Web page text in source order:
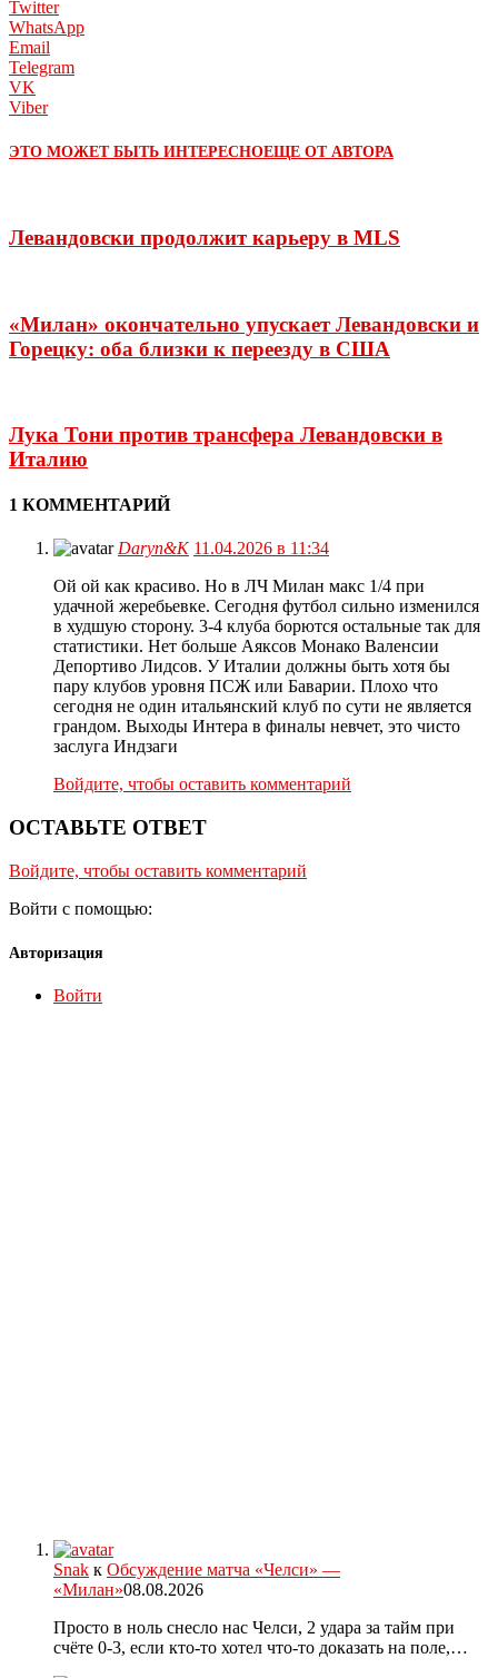
Twitter
WhatsApp
Email
Telegram
VK
Viber
ЭТО МОЖЕТ БЫТЬ ИНТЕРЕСНОЕЩЕ ОТ АВТОРА
Левандовски продолжит карьеру в MLS
«Милан» окончательно упускает Левандовски и
Горецку: оба близки к переезду в США
Лука Тони против трансфера Левандовски в
Италию
1 КОММЕНТАРИЙ
Daryn&K 11.04.2026 в 11:34
Ой ой как красиво. Но в ЛЧ Милан макс 1/4 при
удачной жеребьевке. Сегодня футбол сильно изменился
в худшую сторону. 3-4 клуба борются остальные так для
статистики. Нет больше Аяксов Монако Валенсии
Депортиво Лидсов. У Италии должны быть хотя бы
пару клубов уровня ПСЖ или Баварии. Плохо что
сегодня не один итальянский клуб по сути не является
грандом. Выходы Интера в финалы невчет, это чисто
заслуга Индзаги
Войдите, чтобы оставить комментарий
ОСТАВЬТЕ ОТВЕТ
Войдите, чтобы оставить комментарий
Войти с помощью:
Авторизация
Войти
Snak к Обсуждение матча «Челси» —
«Милан»08.08.2026
Просто в ноль снесло нас Челси, 2 удара за тайм при
счёте 0-3, если кто-то хотел что-то доказать на поле,…